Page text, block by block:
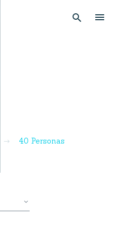
40 Personas